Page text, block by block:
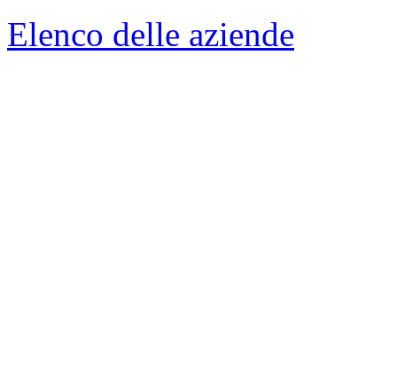
Elenco delle aziende